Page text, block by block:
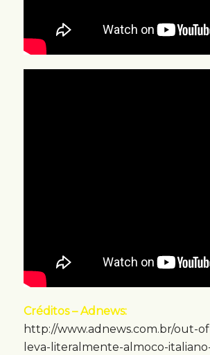
Créditos – Adnews:
http://www.adnews.com.br/out-
leva-literalmente-almoco-